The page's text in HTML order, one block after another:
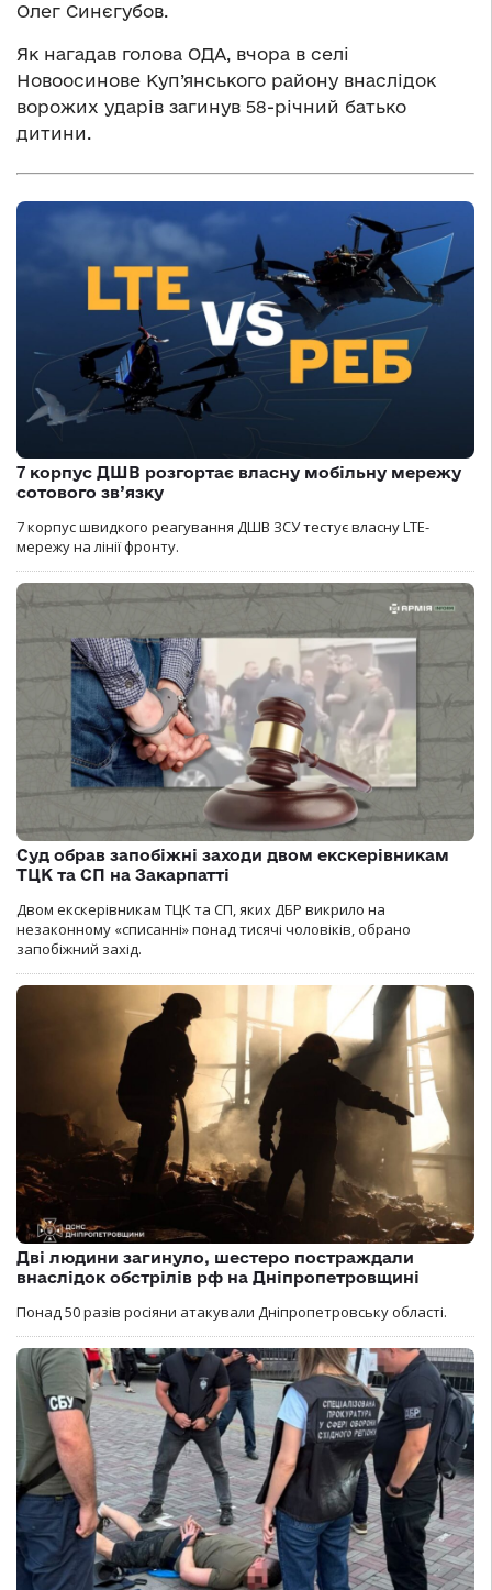
Олег Синєгубов.
Як нагадав голова ОДА, вчора в селі
Новоосинове Куп’янського району внаслідок
ворожих ударів загинув 58-річний батько
дитини.
7 корпус ДШВ розгортає власну мобільну мережу
сотового зв’язку
7 корпус швидкого реагування ДШВ ЗСУ тестує власну LTE-
мережу на лінії фронту.
Суд обрав запобіжні заходи двом екскерівникам
ТЦК та СП на Закарпатті
Двом екскерівникам ТЦК та СП, яких ДБР викрило на
незаконному «списанні» понад тисячі чоловіків, обрано
запобіжний захід.
Дві людини загинуло, шестеро постраждали
внаслідок обстрілів рф на Дніпропетровщині
Понад 50 разів росіяни атакували Дніпропетровську області.